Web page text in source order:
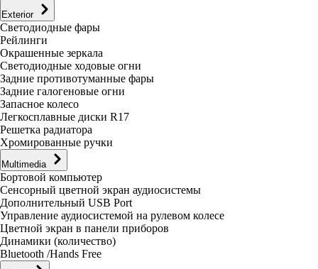
Exterior
Светодиодные фары
Рейлинги
Окрашенные зеркала
Светодиодные ходовые огни
Задние противотуманные фары
Задние галогеновые огни
Запасное колесо
Легкосплавные диски R17
Решетка радиатора
Хромированные ручки
Multimedia
Бортовой компьютер
Сенсорный цветной экран аудиосистемы
Дополнительный USB Port
Управление аудиосистемой на рулевом колесе
Цветной экран в панели приборов
Динамики (количество)
Bluetooth /Hands Free